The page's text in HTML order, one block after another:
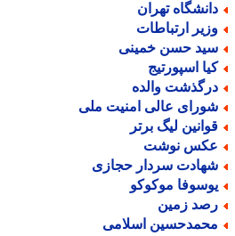
تهران
ارتباطات
حسن خمینی
اسپورتیج
والده
عالی امنیت ملی
لیگ برتر
نوشت
سردار حجازی
موکوکو
زمین
اسلامی